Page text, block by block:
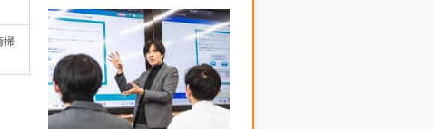
掃